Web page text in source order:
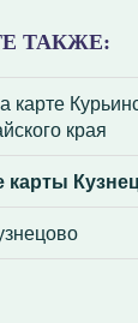
ТАКЖЕ:
карте
края